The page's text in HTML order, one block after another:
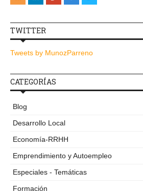
TWITTER
Tweets by MunozParreno
CATEGORÍAS
Blog
Desarrollo Local
Economía-RRHH
Emprendimiento y Autoempleo
Especiales - Temáticas
Formación